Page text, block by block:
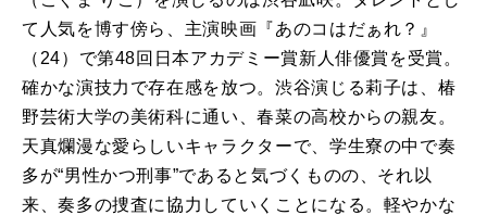
て人気を博す傍ら、主演映画『あのコはだぁれ？』
（24）で第48回日本アカデミー賞新人俳優賞を受賞。
確かな演技力で存在感を放つ。渋谷演じる莉子は、椿
野芸術大学の美術科に通い、春菜の高校からの親友。
天真爛漫な愛らしいキャラクターで、学生寮の中で奏
多が“男性かつ刑事”であると気づくものの、それ以
来、奏多の捜査に協力していくことになる。軽やかな